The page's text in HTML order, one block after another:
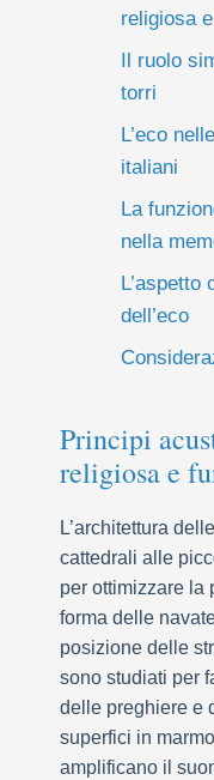
religiosa
Il ruolo
torri
L’eco
italiani
La
nella
dell’eco
Principi
religiosa e
L’architettura
cattedrali alle
per ottimizzare la
forma delle
posizione delle
sono studiati per
delle preghiere e
superfici in
amplificano il